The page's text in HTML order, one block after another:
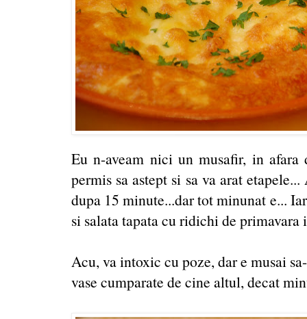
Eu n-aveam nici un musafir, in afara
permis sa astept si sa va arat
dupa 15 minute...dar tot minunat e...
si salata tapata cu ridichi de
Acu, va intoxic cu poze, dar e musai
vase cumparate de cine altul, decat